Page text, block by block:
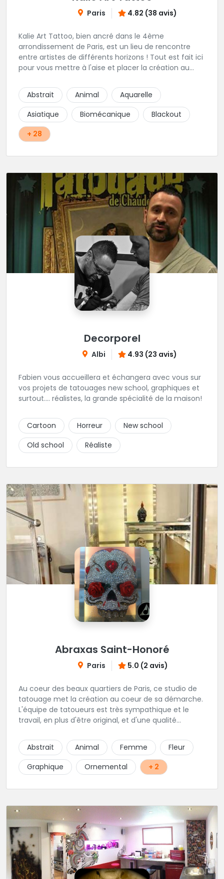
Paris 4.82 (38 avis)
Kalie Art Tattoo, bien ancré dans le 4ème
arrondissement de Paris, est un lieu de rencontre
entre artistes de différents horizons ! Tout est fait ici
pour vous mettre à l'aise et placer la création au
Abstrait
Animal
Aquarelle
Asiatique
Biomécanique
Blackout
+ 28
Decorporel
Albi 4.93 (23 avis)
Fabien vous accueillera et échangera avec vous sur
vos projets de tatouages new school, graphiques et
surtout.... réalistes, la grande spécialité de la maison!
Cartoon Horreur
New school
Old school
Réaliste
Abraxas Saint-Honoré
Paris 5.0 (2 avis)
Au coeur des beaux quartiers de Paris, ce studio de
tatouage met la création au coeur de sa démarche.
L'équipe de tatoueurs est très sympathique et le
travail, en plus d'être original, et d'une qualité
également proposé. Une adresse de premier choix!
Abstrait Animal Femme
Fleur
Graphique
Ornemental + 2